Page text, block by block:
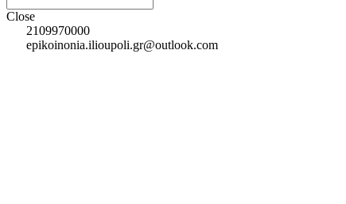
Close
2109970000
epikoinonia.ilioupoli.gr@outlook.com